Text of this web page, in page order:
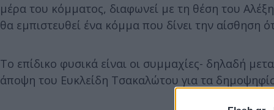
μέρα του κόμματος, διαφωνεί με τη θέση του
θα εμπιστευθεί ένα κόμμα που δίνει την αίσθηση
Το επίδικο φυσικά είναι οι συμμαχίες- δηλαδή
άποψη του Ευκλείδη Τσακαλώτου για τα